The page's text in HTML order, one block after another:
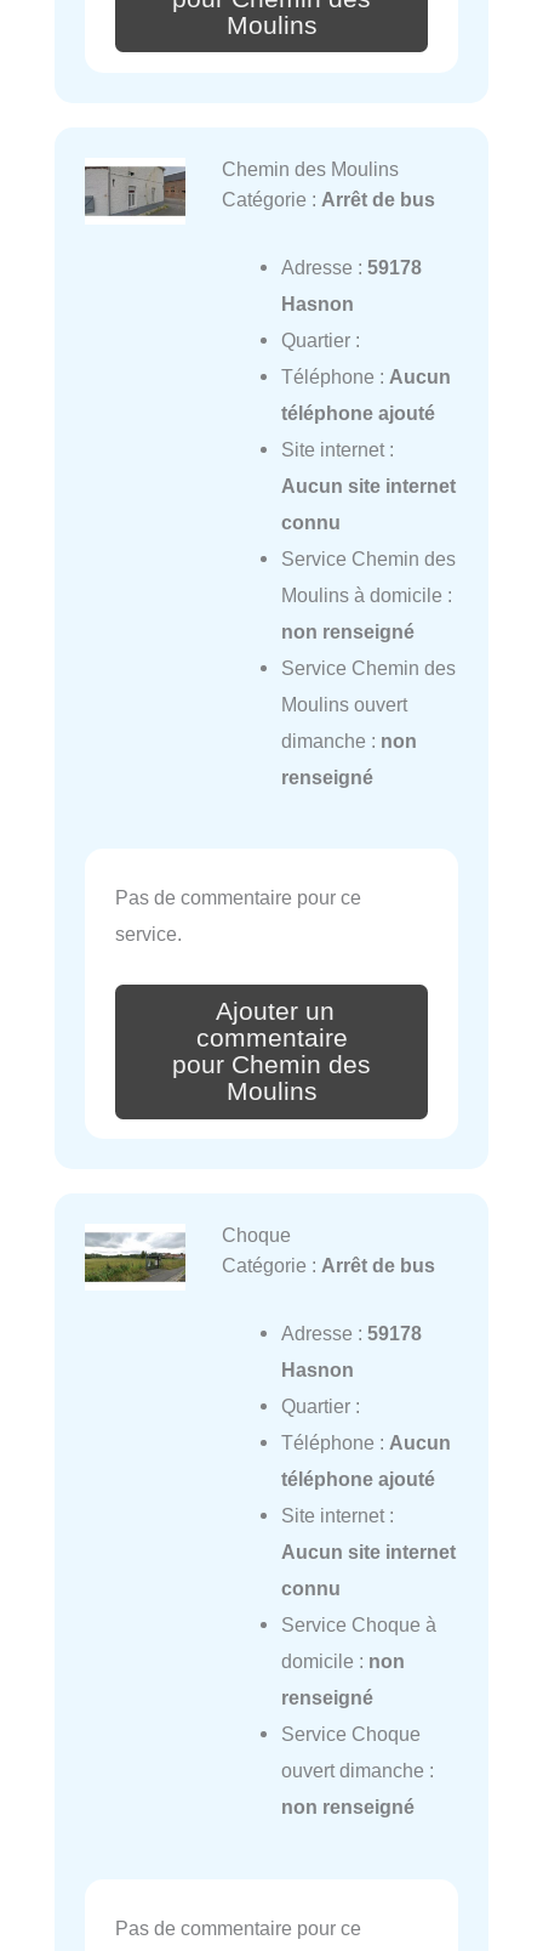
Moulins
Chemin des Moulins
Catégorie : Arrêt de bus
Adresse : 59178
Hasnon
Quartier :
Téléphone : Aucun
téléphone ajouté
Site internet :
Aucun site internet
connu
Service Chemin des
Moulins à domicile :
non renseigné
Service Chemin des
Moulins ouvert
dimanche : non
renseigné
Pas de commentaire pour ce
service.
Ajouter un
commentaire
pour Chemin des
Moulins
Choque
Catégorie : Arrêt de bus
Adresse : 59178
Hasnon
Quartier :
Téléphone : Aucun
téléphone ajouté
Site internet :
Aucun site internet
connu
Service Choque à
domicile : non
renseigné
Service Choque
ouvert dimanche :
non renseigné
Pas de commentaire pour ce